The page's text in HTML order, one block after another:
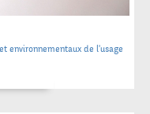
environnementaux de l'usage